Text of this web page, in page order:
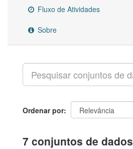
Fluxo de Atividades
Sobre
Ordenar por
7 conjuntos de